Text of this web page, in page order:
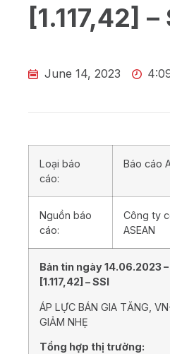
[1.117,42] –
June 14, 2023
Loại báo
cáo:
Báo cáo
Nguồn báo
cáo:
Công ty
ASEAN
Bản tin ngày14.06.2023
[1.117,42] –SSI
ÁP LỰC BÁN GIA TĂNG,
GIẢM NHẸ
Tổng hợp thị trường: